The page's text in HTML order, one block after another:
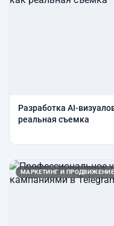
Разработка AI-
реальная съемка
МАРКЕТИНГ И